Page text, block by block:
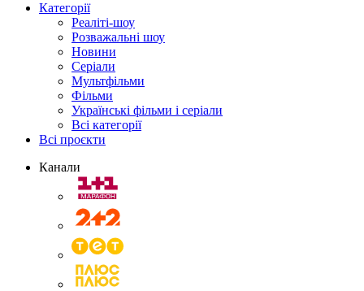
Категорії
Реаліті-шоу
Розважальні шоу
Новини
Серіали
Мультфільми
Фільми
Українські фільми і серіали
Всі категорії
Всі проєкти
Канали